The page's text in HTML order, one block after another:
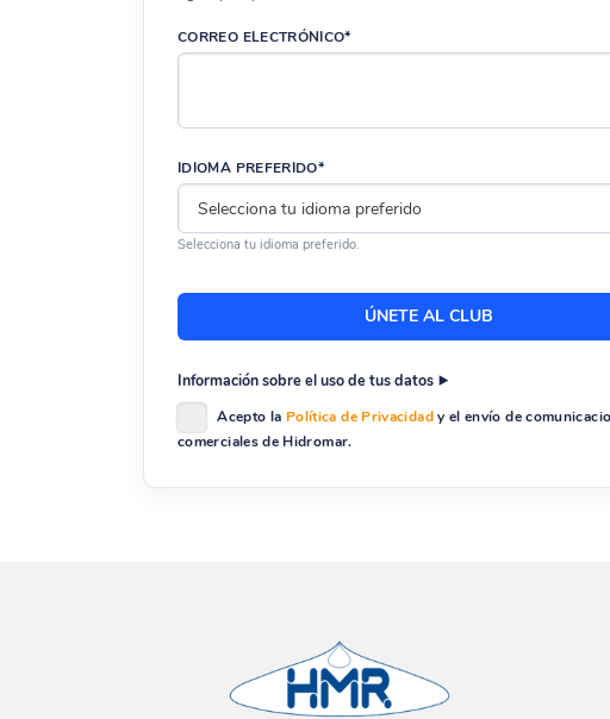
CORREO ELECTRÓNICO*
IDIOMA PREFERIDO*
Selecciona tu idioma preferido.
Información sobre el uso de tus datos
Acepto la Política de Privacidady el envío de
comerciales de Hidromar.